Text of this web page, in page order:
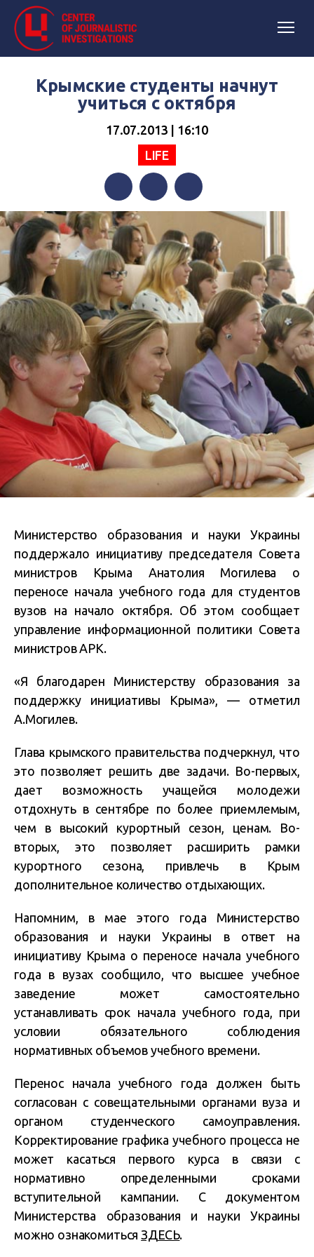
Крымские студенты начнут
учиться с октября
17.07.2013 | 16:10
LIFE
FacebookTwitterTelegram
Министерство образования и науки Украины
поддержало инициативу председателя Совета
министров Крыма Анатолия Могилева о
переносе начала учебного года для студентов
вузов на начало октября. Об этом сообщает
управление информационной политики Совета
министров АРК.
«Я благодарен Министерству образования за
поддержку инициативы Крыма», — отметил
А.Могилев.
Глава крымского правительства подчеркнул, что
это позволяет решить две задачи. Во-первых,
дает возможность учащейся молодежи
отдохнуть в сентябре по более приемлемым,
чем в высокий курортный сезон, ценам. Во-
вторых, это позволяет расширить рамки
курортного сезона, привлечь в Крым
дополнительное количество отдыхающих.
Напомним, в мае этого года Министерство
образования и науки Украины в ответ на
инициативу Крыма о переносе начала учебного
года в вузах сообщило, что высшее учебное
заведение может самостоятельно
устанавливать срок начала учебного года, при
условии обязательного соблюдения
нормативных объемов учебного времени.
Перенос начала учебного года должен быть
согласован с совещательными органами вуза и
органом студенческого самоуправления.
Корректирование графика учебного процесса не
может касаться первого курса в связи с
нормативно определенными сроками
вступительной кампании. С документом
Министерства образования и науки Украины
можно ознакомитьсяЗДЕСЬ.